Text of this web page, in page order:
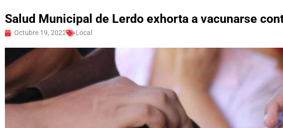
Salud Municipal de Lerdo exhorta a vacunarse
Octubre 19, 2022 Local